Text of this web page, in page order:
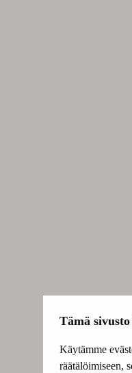
Tämä
Käytämme
räätälöimiseen,